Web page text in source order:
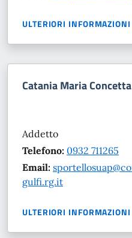
ULTERIORI INFORMAZIONI
Catania Maria Concetta
Addetto
Telefono: 0932 711265
Email:
gulfi.rg.it
ULTERIORI INFORMAZIONI